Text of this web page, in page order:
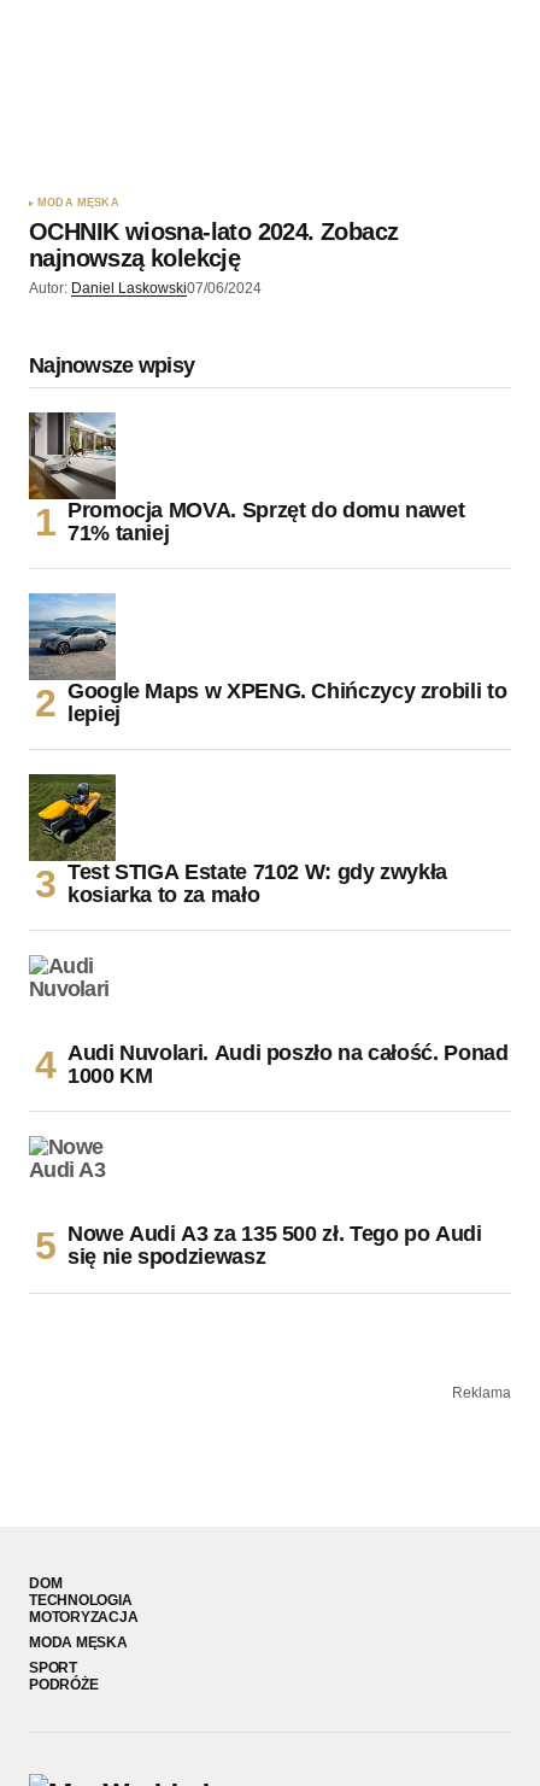
MODA MĘSKA
OCHNIK wiosna-lato 2024. Zobacz
najnowszą kolekcję
Autor: Daniel Laskowski07/06/2024
Najnowsze wpisy
Promocja MOVA. Sprzęt do domu nawet
71% taniej
Google Maps w XPENG. Chińczycy zrobili to
lepiej
Test STIGA Estate 7102 W: gdy zwykła
kosiarka to za mało
Audi Nuvolari. Audi poszło na całość. Ponad
1000 KM
Nowe Audi A3 za 135 500 zł. Tego po Audi
się nie spodziewasz
Reklama
DOM
TECHNOLOGIA
MOTORYZACJA
MODA MĘSKA
SPORT
PODRÓŻE